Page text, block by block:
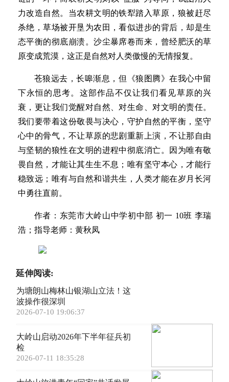
力改造自然。当农耕文明的铁犁踏入草原，狼被赶尽
杀绝，草场被开垦为农田，看似进步的背后，却是生
态平衡的彻底崩溃。沙尘暴席卷而来，曾经肥沃的草
原变成荒漠，这正是自然对人类傲慢的无情报复。
苍狼远去，长嗥渐息，但《狼图腾》在我心中留
下永恒的思考。这部作品不仅让我们看见草原的兴
衰，更让我们觉醒对自然、对生命、对文明的责任。
我们要带着这份敬畏与决心，守护自然的平衡，坚守
心中的骨气，不让草原的悲剧重新上演，不让那自由
与坚韧的狼性在文明的进程中彻底消亡。因为唯有敬
畏自然，才能让其生生不息；唯有坚守本心，才能行
稳致远；唯有与自然和谐共生，人类才能在岁月长河
中勇往直前。
作者：东莞市大岭山中学初中部 初一 10班 李瑞
浩；指导老师：黄秋凤
延伸阅读:
为塘朗山梅林山银湖山立法！这
波操作很深圳
2026-07-10 19:06:37
大岭山启动2026年下半年征兵初
检
2026-07-11 18:35:28